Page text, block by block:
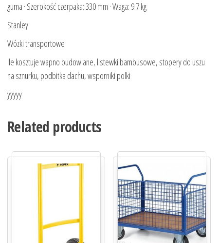
guma · Szerokość czerpaka: 330 mm · Waga: 9.7 kg
Stanley
Wózki transportowe
ile kosztuje wapno budowlane, listewki bambusowe, stopery do uszu
na sznurku, podbitka dachu, wsporniki polki
yyyyy
Related products